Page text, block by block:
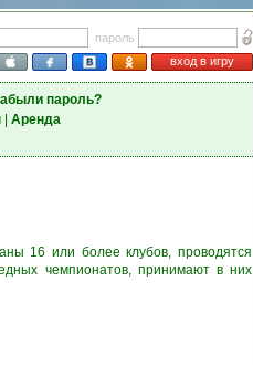
пароль
вход в игру
пароль?
| Аренда
16 или более клубов, проводятся
чемпионатов, принимают в них